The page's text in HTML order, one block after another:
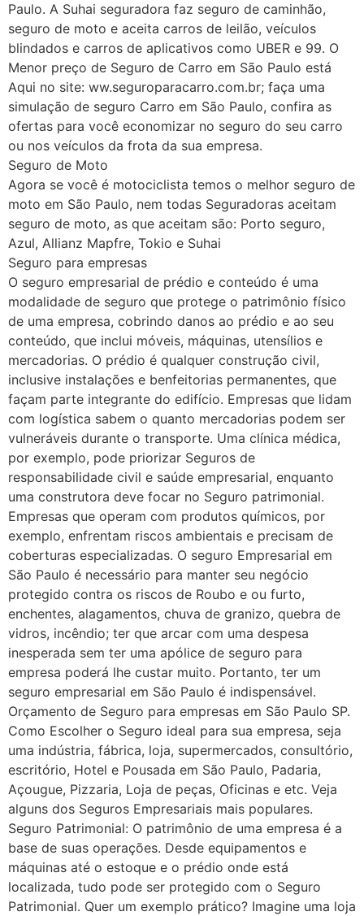
Paulo. A Suhai seguradora faz seguro de caminhão,
seguro de moto e aceita carros de leilão, veículos
blindados e carros de aplicativos como UBER e 99. O
Menor preço de Seguro de Carro em São Paulo está
Aqui no site: ww.seguroparacarro.com.br; faça uma
simulação de seguro Carro em São Paulo, confira as
ofertas para você economizar no seguro do seu carro
ou nos veículos da frota da sua empresa.
Seguro de Moto
Agora se você é motociclista temos o melhor seguro de
moto em São Paulo, nem todas Seguradoras aceitam
seguro de moto, as que aceitam são: Porto seguro,
Azul, Allianz Mapfre, Tokio e Suhai
Seguro para empresas
O seguro empresarial de prédio e conteúdo é uma
modalidade de seguro que protege o patrimônio físico
de uma empresa, cobrindo danos ao prédio e ao seu
conteúdo, que inclui móveis, máquinas, utensílios e
mercadorias. O prédio é qualquer construção civil,
inclusive instalações e benfeitorias permanentes, que
façam parte integrante do edifício. Empresas que lidam
com logística sabem o quanto mercadorias podem ser
vulneráveis durante o transporte. Uma clínica médica,
por exemplo, pode priorizar Seguros de
responsabilidade civil e saúde empresarial, enquanto
uma construtora deve focar no Seguro patrimonial.
Empresas que operam com produtos químicos, por
exemplo, enfrentam riscos ambientais e precisam de
coberturas especializadas. O seguro Empresarial em
São Paulo é necessário para manter seu negócio
protegido contra os riscos de Roubo e ou furto,
enchentes, alagamentos, chuva de granizo, quebra de
vidros, incêndio; ter que arcar com uma despesa
inesperada sem ter uma apólice de seguro para
empresa poderá lhe custar muito. Portanto, ter um
seguro empresarial em São Paulo é indispensável.
Orçamento de Seguro para empresas em São Paulo SP.
Como Escolher o Seguro ideal para sua empresa, seja
uma indústria, fábrica, loja, supermercados, consultório,
escritório, Hotel e Pousada em São Paulo, Padaria,
Açougue, Pizzaria, Loja de peças, Oficinas e etc. Veja
alguns dos Seguros Empresariais mais populares.
Seguro Patrimonial: O patrimônio de uma empresa é a
base de suas operações. Desde equipamentos e
máquinas até o estoque e o prédio onde está
localizada, tudo pode ser protegido com o Seguro
Patrimonial. Quer um exemplo prático? Imagine uma loja